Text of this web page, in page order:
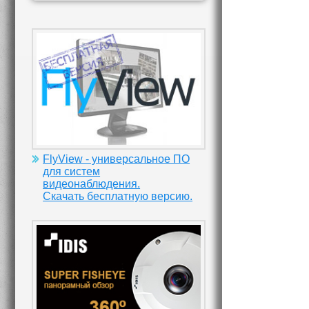
FlyView - универсальное ПО
для систем
видеонаблюдения.
Скачать бесплатную версию.